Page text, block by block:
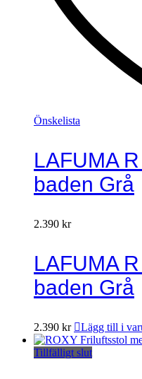
Önskelista
LAFUMA
baden Grå
2.390 kr
LAFUMA
baden Grå
2.390 kr Lägg till i
Tillfälligt slut